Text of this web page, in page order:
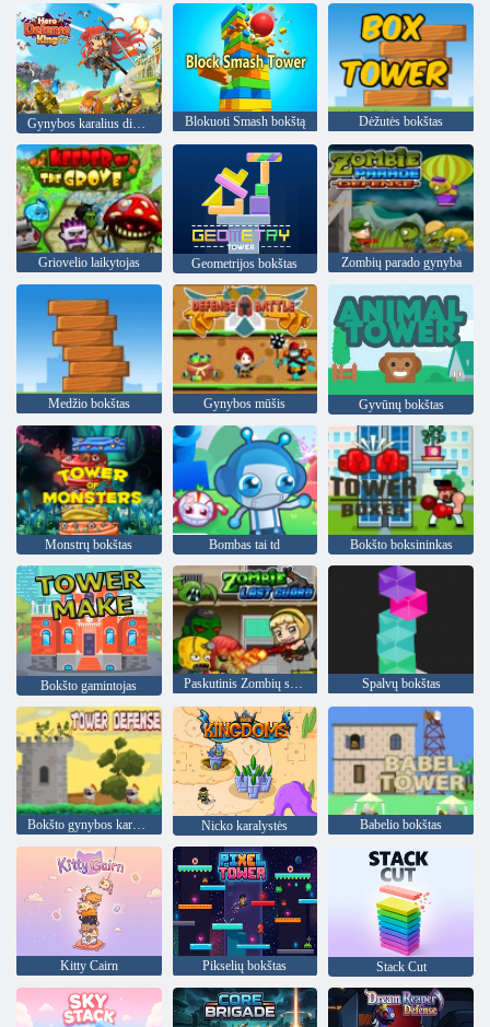
Blokuoti Smash bokštą Dėžutės bokštas
Griovelio laikytojas Geometrijos bokštas Zombių parado gynyba
Medžio bokštas Gynybos mūšis Gyvūnų bokštas
Monstrų bokštas Bombas tai td Bokšto boksininkas
Bokšto gamintojas Paskutinis Zombių sargybinis Spalvų bokštas
Bokšto gynybos karalius Nicko karalystės Babelio bokštas
Kitty Cairn Pikselių bokštas Stack Cut